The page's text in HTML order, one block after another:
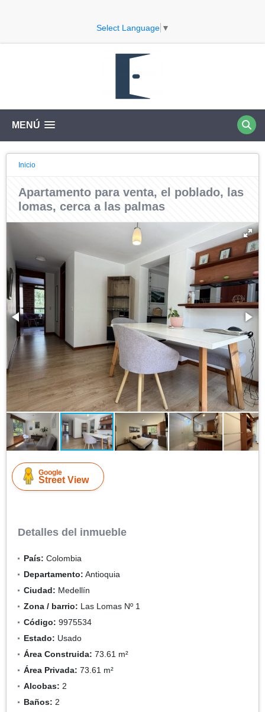
Select Language ▼
MENÚ
Inicio
Apartamento para venta, el poblado, las
lomas, cerca a las palmas
Google
Street View
Detalles del inmueble
País: Colombia
Departamento: Antioquia
Ciudad: Medellín
Zona / barrio: Las Lomas Nº 1
Código: 9975534
Estado: Usado
Área Construida: 73.61 m²
Área Privada: 73.61 m²
Alcobas: 2
Baños: 2